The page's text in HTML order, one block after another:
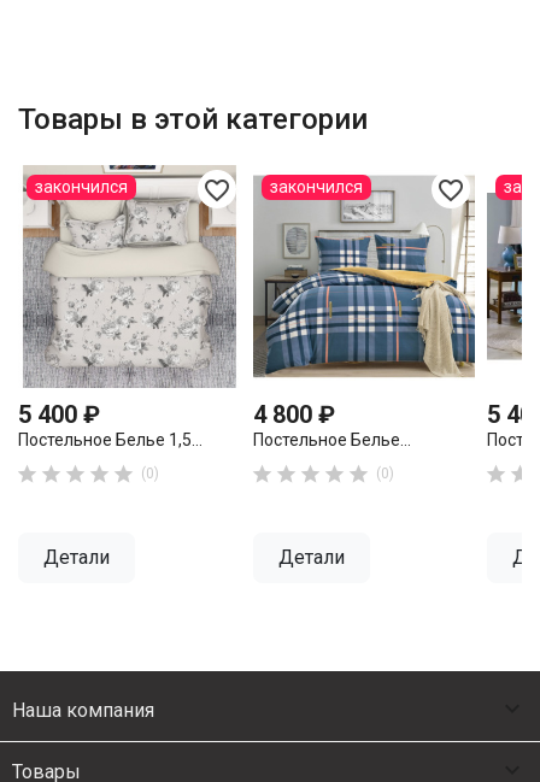
Товары в этой категории
favorite_border
5 400 ₽
Постельное Белье 1,5...
     (0)
Детали
закончился favorite_border
4 800 ₽
Постельное Белье...
     (0)
Детали
закончился
5
 
Наша компания
Товары